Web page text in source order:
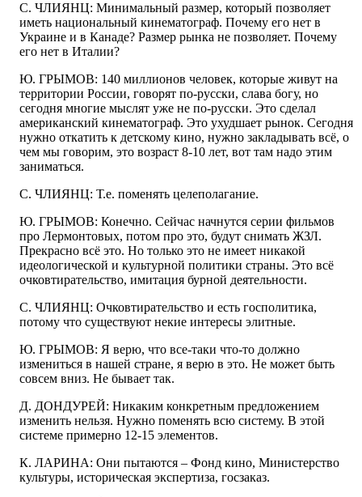
С. ЧЛИЯНЦ: Минимальный размер, который позволяет
иметь национальный кинематограф. Почему его нет в
Украине и в Канаде? Размер рынка не позволяет. Почему
его нет в Италии?
Ю. ГРЫМОВ: 140 миллионов человек, которые живут на
территории России, говорят по-русски, слава богу, но
сегодня многие мыслят уже не по-русски. Это сделал
американский кинематограф. Это ухудшает рынок. Сегодня
нужно откатить к детскому кино, нужно закладывать всё, о
чем мы говорим, это возраст 8-10 лет, вот там надо этим
заниматься.
С. ЧЛИЯНЦ: Т.е. поменять целеполагание.
Ю. ГРЫМОВ: Конечно. Сейчас начнутся серии фильмов
про Лермонтовых, потом про это, будут снимать ЖЗЛ.
Прекрасно всё это. Но только это не имеет никакой
идеологической и культурной политики страны. Это всё
очковтирательство, имитация бурной деятельности.
С. ЧЛИЯНЦ: Очковтирательство и есть госполитика,
потому что существуют некие интересы элитные.
Ю. ГРЫМОВ: Я верю, что все-таки что-то должно
измениться в нашей стране, я верю в это. Не может быть
совсем вниз. Не бывает так.
Д. ДОНДУРЕЙ: Никаким конкретным предложением
изменить нельзя. Нужно поменять всю систему. В этой
системе примерно 12-15 элементов.
К. ЛАРИНА: Они пытаются – Фонд кино, Министерство
культуры, историческая экспертиза, госзаказ.